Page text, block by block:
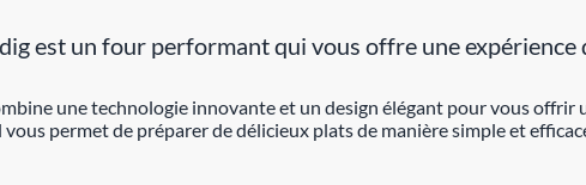
est un four performant qui vous offre une
une technologie innovante et un design élégant pour vous
permet de préparer de délicieux plats de manière simple et